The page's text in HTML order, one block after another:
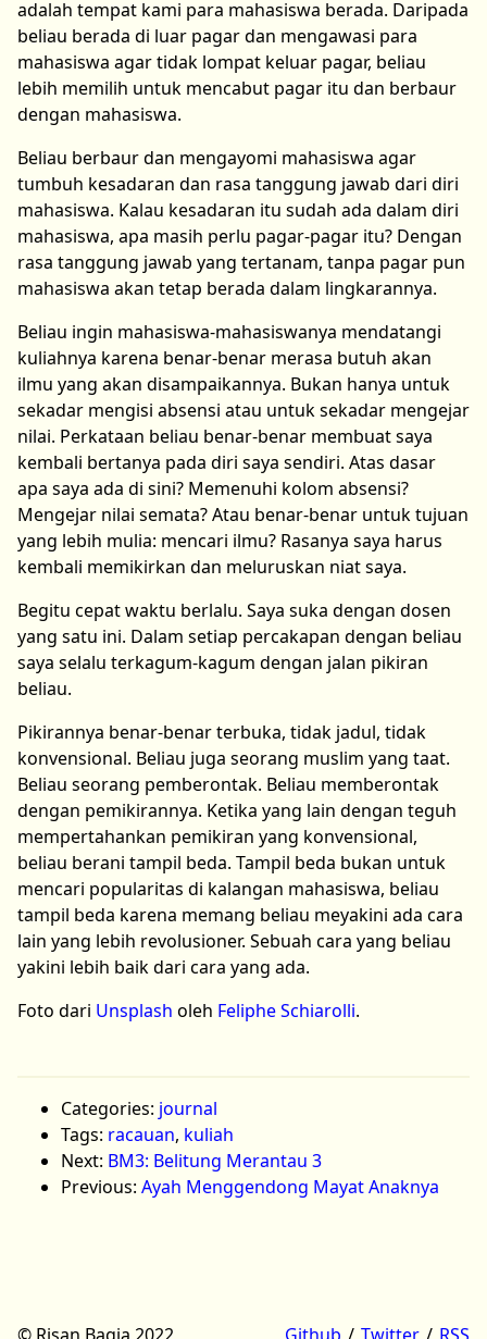
adalah tempat kami para mahasiswa berada. Daripada
beliau berada di luar pagar dan mengawasi para
mahasiswa agar tidak lompat keluar pagar, beliau
lebih memilih untuk mencabut pagar itu dan berbaur
dengan mahasiswa.
Beliau berbaur dan mengayomi mahasiswa agar
tumbuh kesadaran dan rasa tanggung jawab dari diri
mahasiswa. Kalau kesadaran itu sudah ada dalam diri
mahasiswa, apa masih perlu pagar-pagar itu? Dengan
rasa tanggung jawab yang tertanam, tanpa pagar pun
mahasiswa akan tetap berada dalam lingkarannya.
Beliau ingin mahasiswa-mahasiswanya mendatangi
kuliahnya karena benar-benar merasa butuh akan
ilmu yang akan disampaikannya. Bukan hanya untuk
sekadar mengisi absensi atau untuk sekadar mengejar
nilai. Perkataan beliau benar-benar membuat saya
kembali bertanya pada diri saya sendiri. Atas dasar
apa saya ada di sini? Memenuhi kolom absensi?
Mengejar nilai semata? Atau benar-benar untuk tujuan
yang lebih mulia: mencari ilmu? Rasanya saya harus
kembali memikirkan dan meluruskan niat saya.
Begitu cepat waktu berlalu. Saya suka dengan dosen
yang satu ini. Dalam setiap percakapan dengan beliau
saya selalu terkagum-kagum dengan jalan pikiran
beliau.
Pikirannya benar-benar terbuka, tidak jadul, tidak
konvensional. Beliau juga seorang muslim yang taat.
Beliau seorang pemberontak. Beliau memberontak
dengan pemikirannya. Ketika yang lain dengan teguh
mempertahankan pemikiran yang konvensional,
beliau berani tampil beda. Tampil beda bukan untuk
mencari popularitas di kalangan mahasiswa, beliau
tampil beda karena memang beliau meyakini ada cara
lain yang lebih revolusioner. Sebuah cara yang beliau
yakini lebih baik dari cara yang ada.
Foto dari Unsplash oleh Feliphe Schiarolli.
Categories: journal
Tags: racauan, kuliah
Next: BM3: Belitung Merantau 3
Previous: Ayah Menggendong Mayat Anaknya